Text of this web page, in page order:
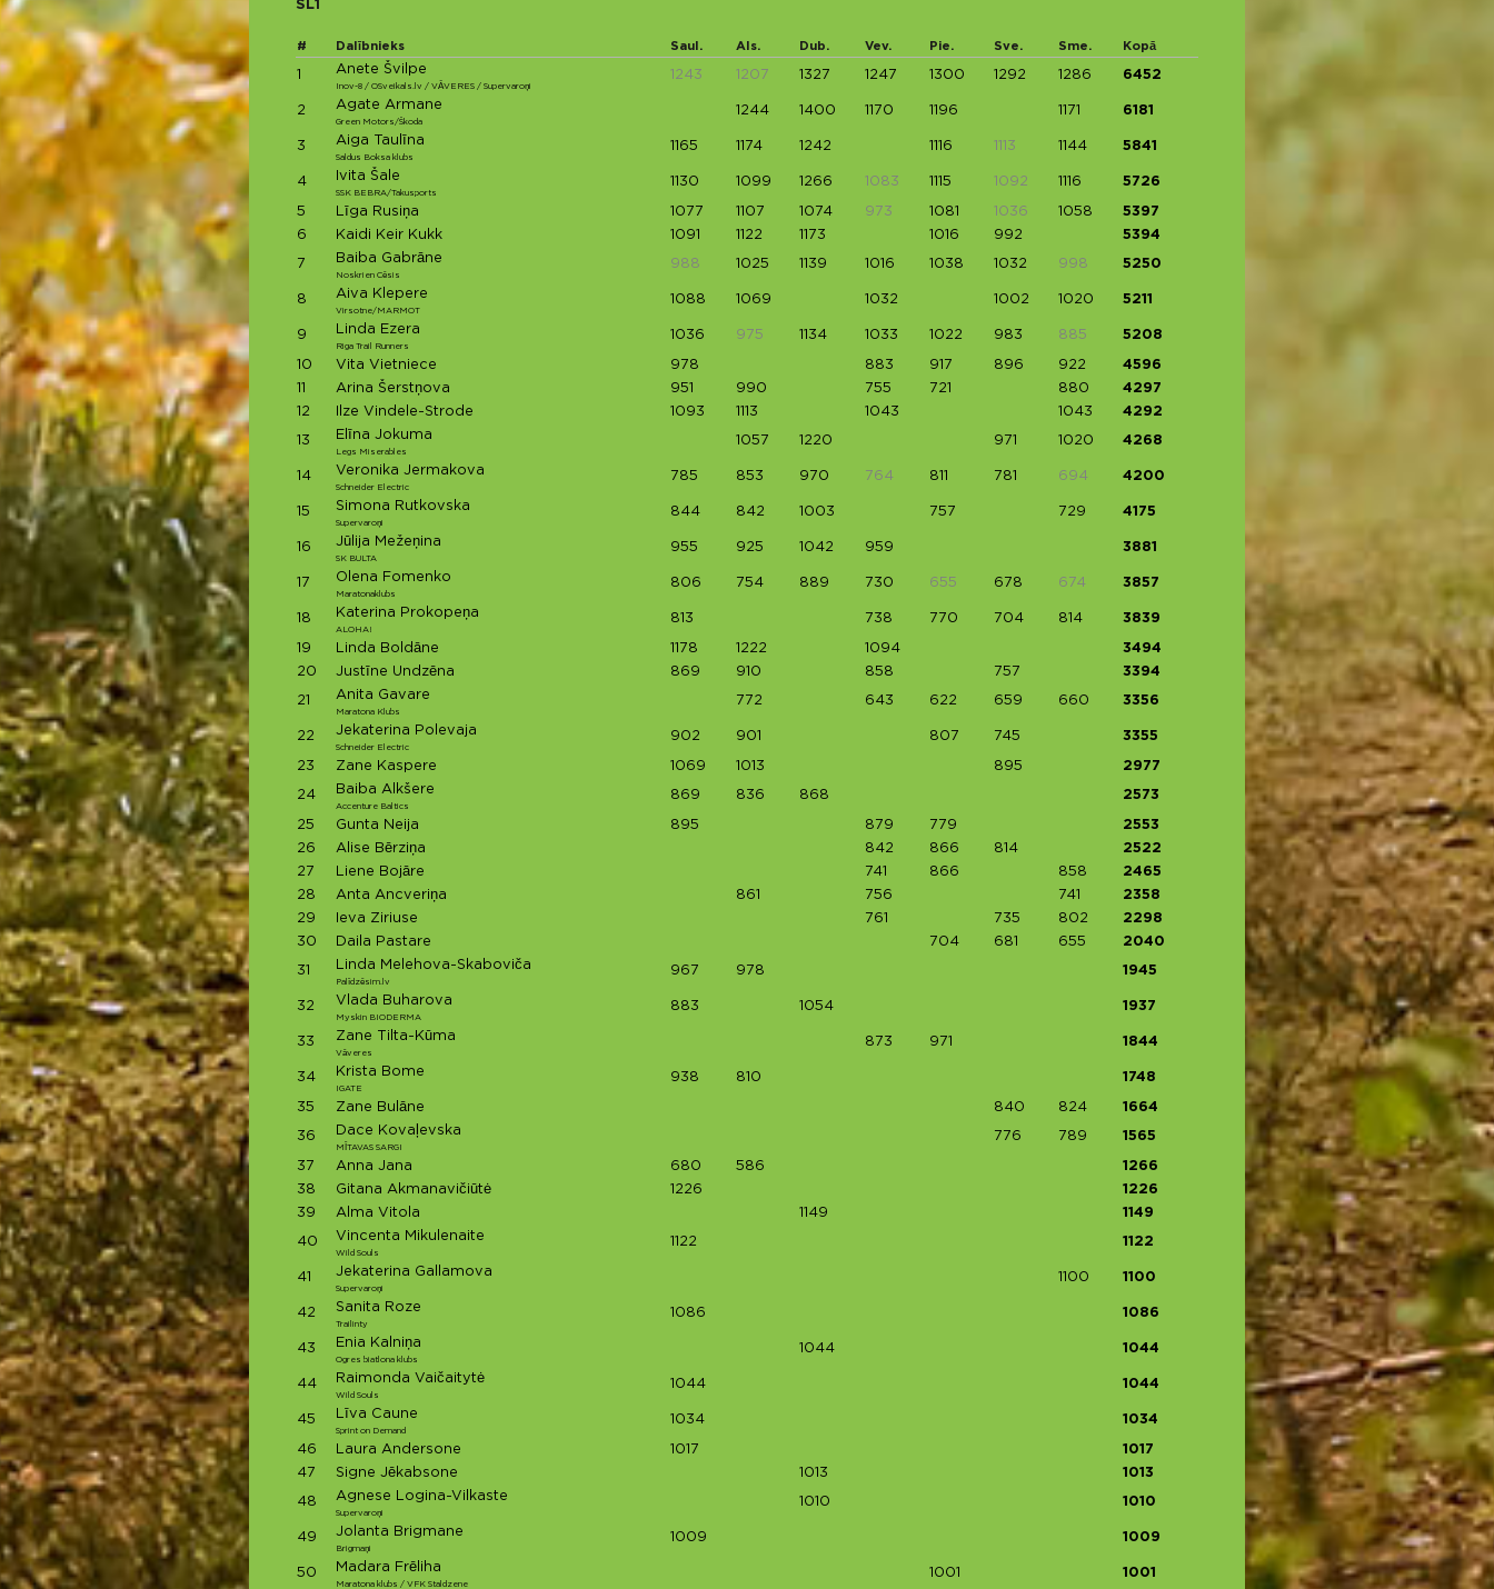
SL1
# Dalībnieks Saul. Als. Dub. Vev. Pie. Sve. Sme. Kopā
1 Anete Švilpe
Inov-8 / OSveikals.lv / VĀVERES / Supervaroņi
1243 1207 1327 1247 1300 1292 1286 6452
2 Agate Armane
Green Motors/Škoda
1244 1400 1170 1196 1171 6181
3 Aiga Taulīna
Saldus Boksa klubs
1165 1174 1242 1116 1113 1144 5841
4 Ivita Šale
SSK BEBRA/Takusports
1130 1099 1266 1083 1115 1092 1116 5726
5 Līga Rusiņa 1077 1107 1074 973 1081 1036 1058
5397
6
Kaidi Keir Kukk 1091 1122 1173 1016 992 5394
7 Baiba Gabrāne
Noskrien Cēsis
988 1025 1139 1016 1038 1032 998 5250
8 Aiva Klepere
Virsotne/MARMOT
1088 1069 1032 1002 1020 5211
9 Linda Ezera
Riga Trail Runners
1036 975 1134 1033 1022 983 885 5208
10 Vita Vietniece 978 883 917 896 922
4596
11
Arina Šerstņova 951 990 755 721 880
4297
12
Ilze Vindele-Strode 1093 1113 1043 1043 4292
13 Elīna Jokuma
Legs Miserables
1057 1220 971 1020 4268
14 Veronika Jermakova
Schneider Electric
785 853 970 764 811 781 694 4200
15 Simona Rutkovska
Supervaroņi
844 842 1003 757 729 4175
16 Jūlija Mežeņina
SK BULTA
955 925 1042 959 3881
17 Olena Fomenko
Maratonaklubs
806 754 889 730 655 678 674 3857
18 Katerina Prokopeņa
ALOHA!
813 738 770 704 814 3839
19 Linda Boldāne 1178 1222 1094
3494
20
Justīne Undzēna 869 910 858 757 3394
21 Anita Gavare
Maratona Klubs
772 643 622 659 660 3356
22 Jekaterina Polevaja
Schneider Electric
902 901 807 745 3355
23 Zane Kaspere 1069 1013 895 2977
24 Baiba Alkšere
Accenture Baltics
869 836 868 2573
25 Gunta Neija 895 879 779
2553
26
Alise Bērziņa 842 866 814
2522
27
Liene Bojāre 741 866 858
2465
28
Anta Ancveriņa 861 756 741
2358
29
Ieva Ziriuse 761 735 802
2298
30
Daila Pastare 704 681 655 2040
31 Linda Melehova-Skaboviča
Palīdzēsim.lv
967 978 1945
32 Vlada Buharova
Myskin BIODERMA
883 1054 1937
33 Zane Tilta-Kūma
Vāveres
873 971 1844
34 Krista Bome
IGATE
938 810 1748
35 Zane Bulāne 840 824 1664
36 Dace Kovaļevska
MĪTAVAS SARGI
776 789 1565
37 Anna Jana 680 586
1266
38
Gitana Akmanavičiūtė 1226
1226
39
Alma Vitola 1149 1149
40 Vincenta Mikulenaite
Wild Souls
1122 1122
41 Jekaterina Gallamova
Supervaroņi
1100 1100
42 Sanita Roze
Trailinty
1086 1086
43 Enia Kalniņa
Ogres biatlona klubs
1044 1044
44 Raimonda Vaičaitytė
Wild Souls
1044 1044
45 Līva Caune
Sprint on Demand
1034 1034
46 Laura Andersone 1017
1017
47
Signe Jēkabsone 1013 1013
48 Agnese Logina-Vilkaste
Supervaroņi
1010 1010
49 Jolanta Brigmane
Brigmaņi
1009 1009
50 Madara Frēliha
Maratona klubs / VFK Staldzene
1001 1001